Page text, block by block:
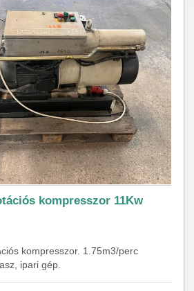
kompresszor 11Kw
kompresszor. 1.75m3/perc
ipari gép.